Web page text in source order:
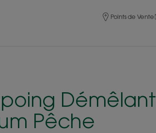
Points de Vente
Démêlant
Pêche